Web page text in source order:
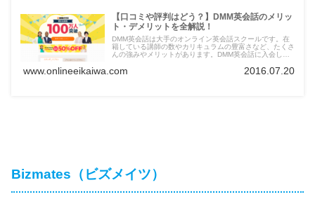
【口コミや評判はどう？】DMM英会話のメリッ
ト・デメリットを全解説！
DMM英会話は大手のオンライン英会話スクールです。在
籍している講師の数やカリキュラムの豊富さなど、たくさ
んの強みやメリットがあります。DMM英会話に入会しよ
おきましょう。
www.onlineeikaiwa.com 2016.07.20
Bizmates（ビズメイツ）